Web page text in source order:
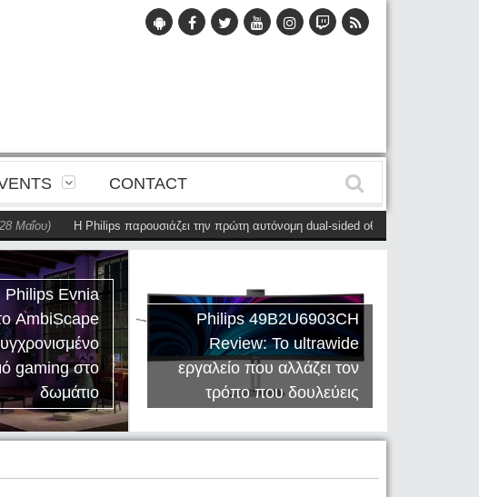
CONTACT
Η Philips παρουσιάζει την πρώτη αυτόνομη dual-sided οθόνη
Philips Evnia
AmbiScape
gaming στο
δωμάτιο
Philips 49B2U6903CH
Review: Το ultrawide
εργαλείο που αλλάζει τον
τρόπο που δουλεύεις